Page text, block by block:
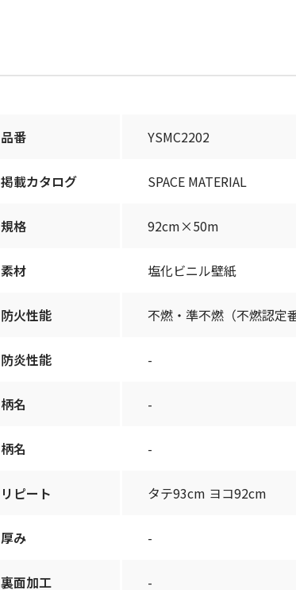
品番 YSMC2202
掲載カタログ SPACE MATERIAL
規格 92cm×50m
素材 塩化ビニル壁紙
防火性能 不燃・準不燃（不燃認定
防炎性能 -
柄名 -
柄名 -
リピート タテ93cm ヨコ92cm
厚み -
裏面加工 -